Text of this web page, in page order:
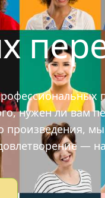
нужен ли вам
произведения,
—